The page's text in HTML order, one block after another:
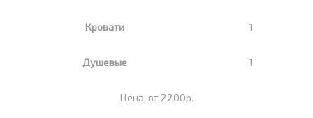
Цена: от 2200р.
Кровати 1
Душевые 1